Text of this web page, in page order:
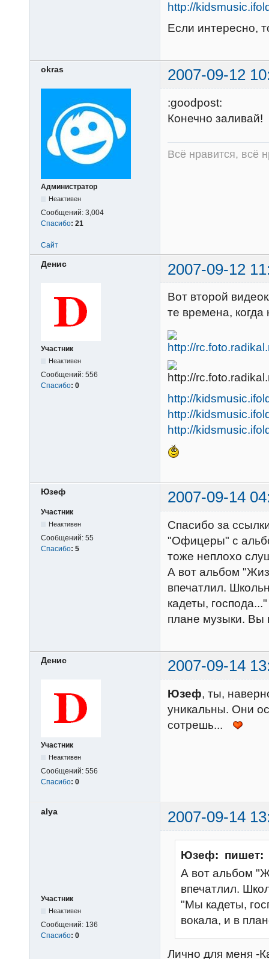
http://
Если интересно,
okras 2007-09-12
Администратор
Неактивен
Сообщений: 3,004
Спасибо: 21
:goodpost:
Конечно заливай!
Всё нравится, всё
Сайт
Денис 2007-09-12
Участник
Неактивен
Сообщений: 556
Спасибо: 0
Вот второй
те времена, когда
http://
http://
http://
Юзеф 2007-09-14
Участник
Неактивен
Сообщений: 55
Спасибо: 5
Спасибо за
"Офицеры" с
тоже неплохо
А вот альбом
впечатлил.
кадеты,
плане музыки. Вы
Денис 2007-09-14
Участник
Неактивен
Сообщений: 556
Спасибо: 0
Юзеф, ты,
уникальны. Они
сотрешь...
alya 2007-09-14
Участник
Неактивен
Сообщений: 136
Спасибо: 0
Юзеф: пишет:
А вот альбом
впечатлил.
"Мы кадеты,
вокала, и в
Лично для меня -